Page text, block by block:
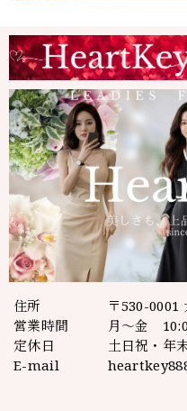
住所
〒530-0001
営業時間
月～金
定休日
土日祝・年
E-mail